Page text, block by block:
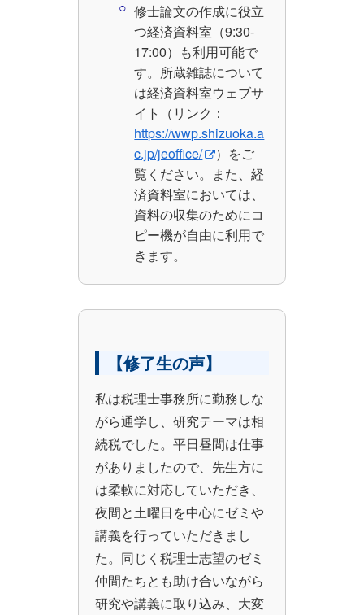
修士論文の作成に役立
つ経済資料室（9:30-
17:00）も利用可能で
す。所蔵雑誌について
は経済資料室ウェブサ
イト（リンク：
https://wwp.shizuoka.a
c.jp/jeoffice/
）をご
覧ください。また、経
済資料室においては、
資料の収集のためにコ
ピー機が自由に利用で
きます。
【修了生の声】
私は税理士事務所に勤務しな
がら通学し、研究テーマは相
続税でした。平日昼間は仕事
がありましたので、先生方に
は柔軟に対応していただき、
夜間と土曜日を中心にゼミや
講義を行っていただきまし
た。同じく税理士志望のゼミ
仲間たちとも助け合いながら
研究や講義に取り込み、大変